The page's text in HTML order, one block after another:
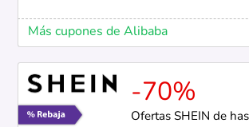
Más cupones de Alibaba
-70%
Ofertas SHEIN de